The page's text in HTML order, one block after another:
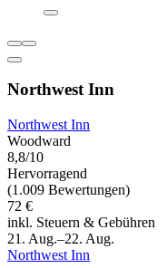
Northwest Inn
Northwest Inn
Woodward
8,8/10
Hervorragend
(1.009 Bewertungen)
72 €
inkl. Steuern & Gebühren
21. Aug.–22. Aug.
Northwest Inn